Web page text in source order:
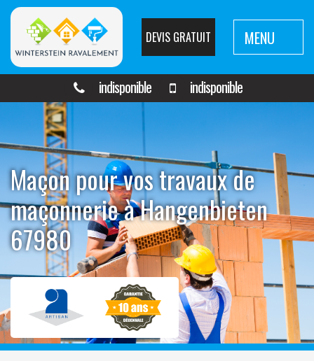
DEVIS GRATUIT MENU
indisponible indisponible
Maçon pour vos travaux de
maçonnerie à Hangenbieten
67980